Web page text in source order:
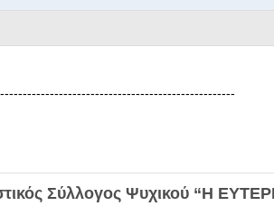
Ελληνικών
Σύλλογος Ψυχικού “Η